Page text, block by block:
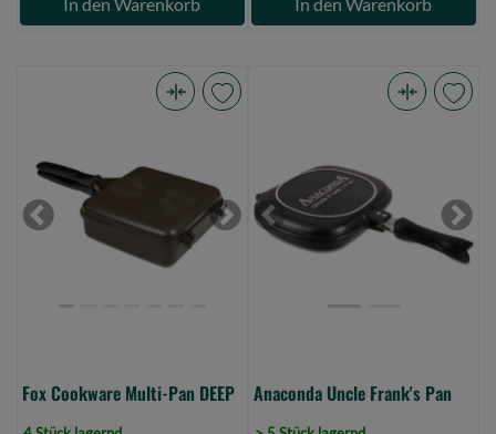
Multi-
Pan
DEEPPrevious Next
Fox Cookware Multi-Pan DEEP
Frank's
Pan
(Bild
Previous Next
Anaconda Uncle Frank's Pan